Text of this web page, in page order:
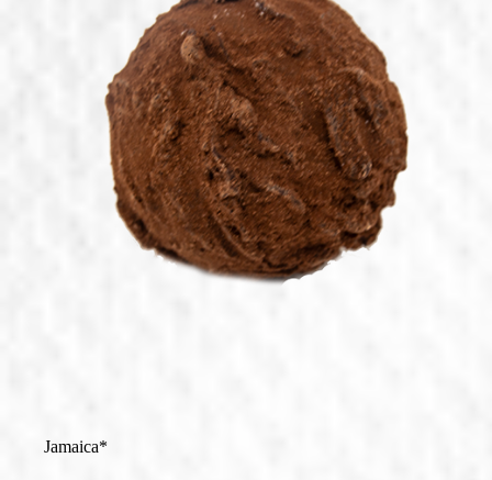
Saisonale Produkte
Sandwich & Brötchen
Geschenkideen
Alle Produkte
Filialen & Öffnungszeiten
Jamaica*